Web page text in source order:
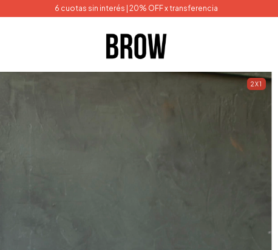
6 cuotas sin interés | 20% OFF x transferencia
2X1